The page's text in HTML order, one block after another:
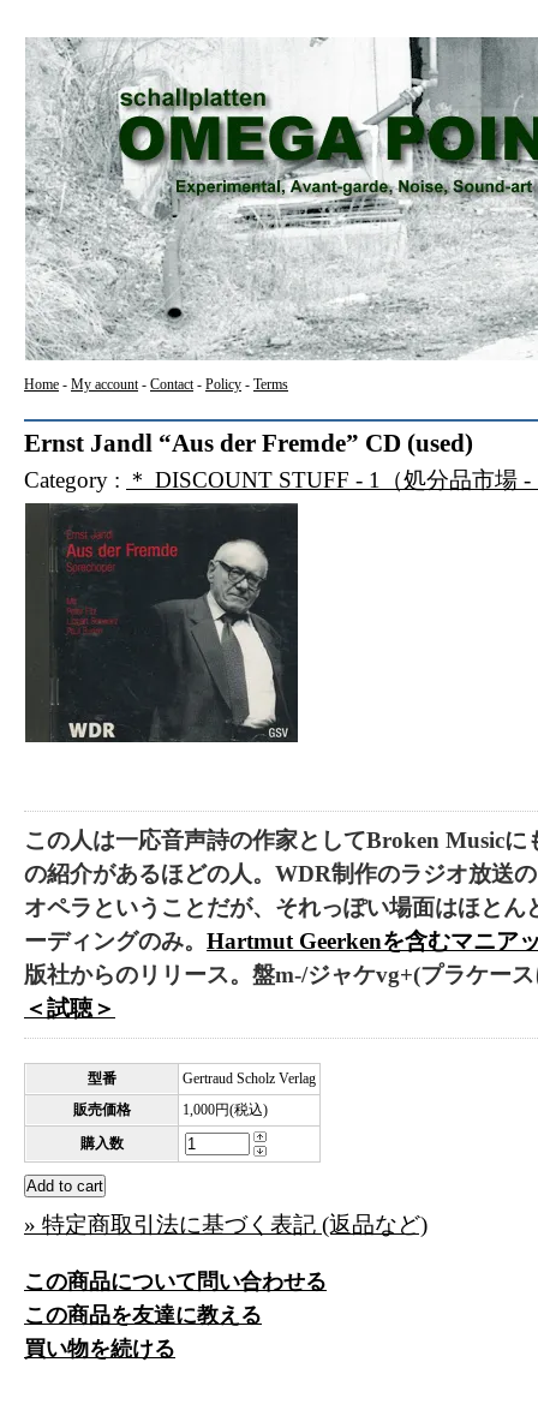
Home - My account- Contact- Policy - Terms
Ernst Jandl “Aus der Fremde” CD (used)
Category : ＊ DISCOUNT STUFF - 1（処分品市場 -
この人は一応音声詩の作家としてBroken Music
の紹介があるほどの人。WDR制作のラジオ放送
オペラということだが、それっぽい場面はほとん
ーディングのみ。 Hartmut Geerkenを含むマニア
版社からのリリース。盤m-/ジャケvg+(プラケー
＜試聴＞
型番
Gertraud Scholz Verlag
販売価格
1,000円(税込)
購入数
» 特定商取引法に基づく表記 (返品など)
この商品について問い合わせる
この商品を友達に教える
買い物を続ける